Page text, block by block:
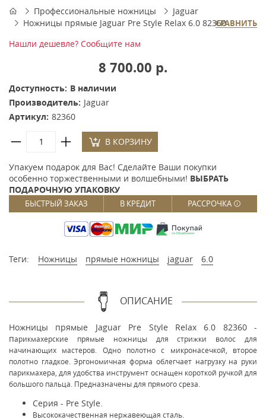
Профессиональные ножницы
Jaguar
Ножницы прямые Jaguar Pre Style Relax 6.0 82360СРАВНИТЬ
Нашли дешевле? Сообщите нам
8 700.00 р.
Доступность: В наличии
Производитель: Jaguar
Артикул: 82360
В КОРЗИНУ
Упакуем подарок для Вас! Сделайте Ваши покупки
особенно торжественными и волшебными! ВЫБРАТЬ
ПОДАРОЧНУЮ УПАКОВКУ
БЫСТРЫЙ ЗАКАЗ В КРЕДИТ РАССРОЧКА
Теги: Ножницы прямые ножницы jaguar 6.0
ОПИСАНИЕ
Ножницы прямые Jaguar Pre Style Relax 6.0 82360 -
парикмахерские прямые ножницы для стрижки волос для
начинающих мастеров. Одно полотно с микронасечкой, второе
полотно гладкое. Эргономичная форма облегчает нагрузку на руки
парикмахера, для удобства инструмент оснащен короткой ручкой для
большого пальца. Предназначены для прямого среза.
Серия - Pre Style.
Высококачественная нержавеющая сталь.